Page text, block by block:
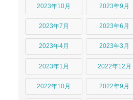
2023年10月 2023年9月
2023年7月 2023年6月
2023年4月 2023年3月
2023年1月 2022年12月
2022年10月 2022年9月